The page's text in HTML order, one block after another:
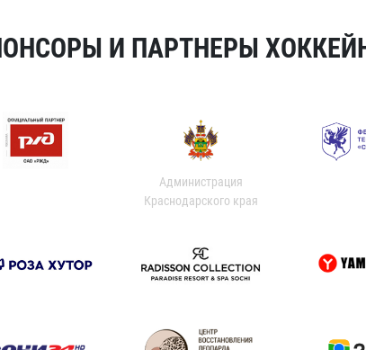
И ПАРТНЕРЫ
Администрация
Краснодарского края